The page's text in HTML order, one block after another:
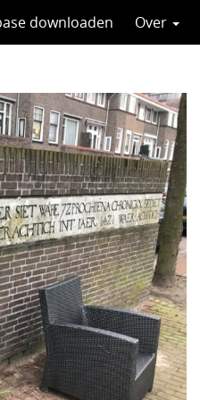
downloaden Over